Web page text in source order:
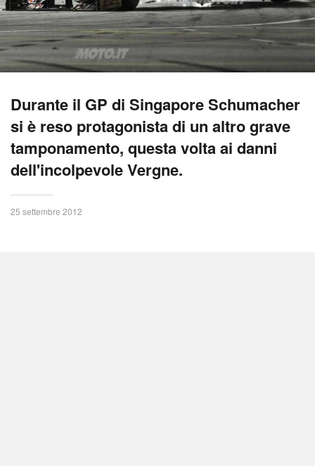
Durante il GP di Singapore Schumacher
si è reso protagonista di un altro grave
tamponamento, questa volta ai danni
dell'incolpevole Vergne.
25 settembre 2012